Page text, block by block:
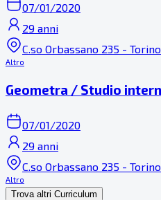
07/01/2020
29 anni
C.so Orbassano 235 - Torino
Altro
Geometra / Studio
07/01/2020
29 anni
C.so Orbassano 235 - Torino
Altro
Trova altri Curriculum